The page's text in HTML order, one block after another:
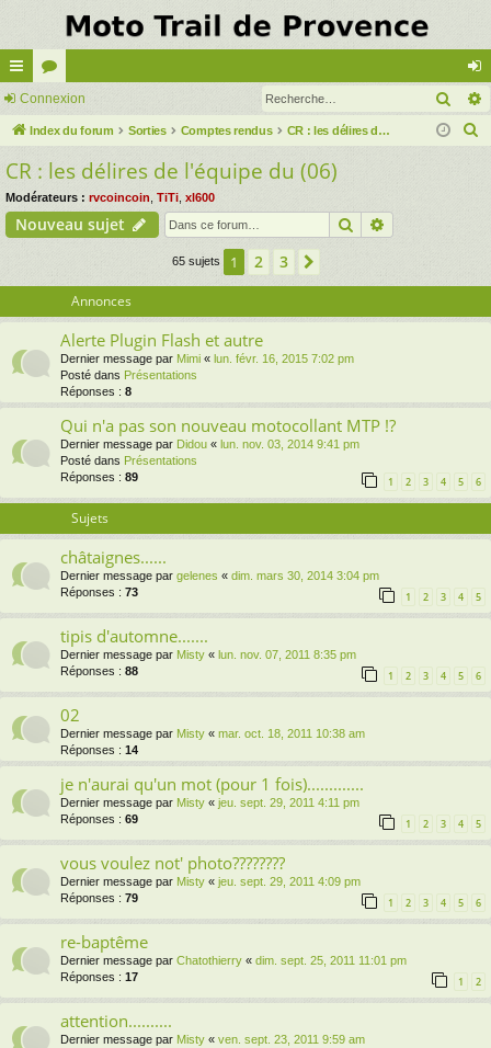
cc
ès
ra
pi
de
or
u
m
s
on
ne
Connexion
Index du forum Sorties Comptes rendus CR : les délires de l'équipe du (06)
CR : les délires de l'équipe du (06)
Modérateurs : rvcoincoin TiTi xl600
Nouveau sujet Rechercher
65 sujets 1 2 3
Annonces
Alerte Plugin Flash et autre
Dernier message par Mimi « lun. févr. 16, 2015 7:02 pm
Posté dans Présentations
Réponses : 8
Qui n'a pas son nouveau motocollant MTP !?
Dernier message par Didou « lun. nov. 03, 2014 9:41 pm
Posté dans Présentations
Réponses : 89 1 2 3 4 5 6
Sujets
châtaignes......
Dernier message par gelenes « dim. mars 30, 2014 3:04 pm
Réponses : 73 1 2 3 4 5
tipis d'automne.......
Dernier message par Misty « lun. nov. 07, 2011 8:35 pm
Réponses : 88 1 2 3 4 5 6
02
Dernier message par Misty « mar. oct. 18, 2011 10:38 am
Réponses : 14
je n'aurai qu'un mot (pour 1 fois).............
Dernier message par Misty « jeu. sept. 29, 2011 4:11 pm
Réponses : 69 1 2 3 4 5
vous voulez not' photo????????
Dernier message par Misty « jeu. sept. 29, 2011 4:09 pm
Réponses : 79 1 2 3 4 5 6
re-baptême
Dernier message par Chatothierry « dim. sept. 25, 2011 11:01 pm
Réponses : 17 1 2
attention..........
Dernier message par Misty « ven. sept. 23, 2011 9:59 am